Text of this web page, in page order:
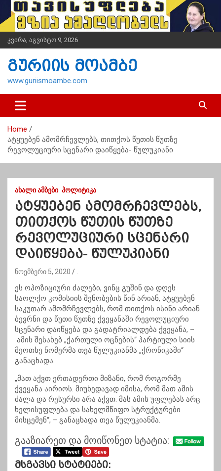
i
t
n
კვირა, აგვისტო 9, 2026
გურიის მოამბე
www.guriismoambe.com
Home
ატყუებენ ამომრჩევლებს, თითქოს წუთის წუთზე
რევოლუციური სცენარი დაიწყება- წულუკიანი
ᲐᲮᲐᲚᲘ ᲐᲛᲑᲔᲑᲘ ᲞᲝᲚᲘᲢᲘᲙᲐ
ატყუებენ ამომრჩევლებს,
თითქოს წუთის წუთზე
რევოლუციური სცენარი
დაიწყება- წულუკიანი
ნოემბერი 5, 2020
ეს ოპოზიციური ძალები, ვინც გუშინ და დღეს
საოლქო კომისიის შენობების წინ არიან, ატყუებენ
საკუთარ ამომრჩევლებს, რომ თითქოს ისინი არიან
ბევრნი და წუთი წუთზე ქვეყანაში რევოლუციური
სცენარი დაიწყება და გადატრიალდება ქვეყანა, –
ამის შესახებ „ქართული ოცნების“ პარტიული სიის
მეოთხე ნომერმა თეა წულუკიანმა „ქრონიკაში“
განაცხადა.
„მათ აქვთ ერთადერთი მიზანი, რომ როგორმე
ქვეყანა აირიოს. მიუხედავად იმისა, რომ მათ ამის
ძალა და რესურსი არა აქვთ. მას ამის უფლებას არც
ხელისუფლება და სახელმწიფო სტრუქტურები
მისცემენ“, – განაცხადა თეა წულუკიანმა.
გააზიარეთ და მოიწონეთ სტატია:
Მსგავსი Სტატიები: